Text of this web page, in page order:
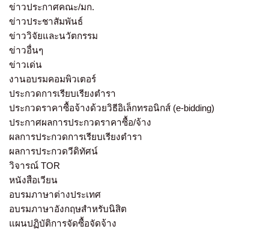
ข่าวประกาศคณะ/มก.
ข่าวประชาสัมพันธ์
ข่าววิจัยและนวัตกรรม
ข่าวอื่นๆ
ข่าวเด่น
งานอบรมคอมพิวเตอร์
ประกวดการเรียบเรียงตำรา
ประกวดราคาซื้อจ้างด้วยวิธีอิเล็กทรอนิกส์ (e-bidding)
ประกาศผลการประกวดราคาซื้อ/จ้าง
ผลการประกวดการเรียบเรียงตำรา
ผลการประกวดวีดิทัศน์
วิจารณ์ TOR
หนังสือเวียน
อบรมภาษาต่างประเทศ
อบรมภาษาอังกฤษสำหรับนิสิต
แผนปฏิบัติการจัดซื้อจัดจ้าง